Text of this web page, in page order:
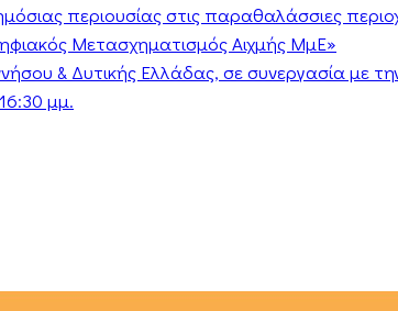
περιουσίας στις παραθαλάσσιες
Μετασχηματισμός Αιχμής ΜμΕ»
& Δυτικής Ελλάδας, σε συνεργασία με
μμ.